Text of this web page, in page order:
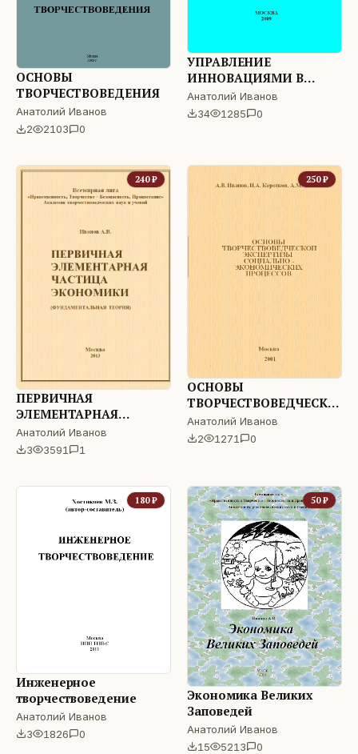
ОСНОВЫ
ТВОРЧЕСТВОВЕДЕНИЯ
Анатолий Иванов
2
2103 0
УПРАВЛЕНИЕ
ИННОВАЦИЯМИ В
МАШИНОСТРОЕНИИ
(дайджест)
Анатолий Иванов
34
1285 0
240₽
ПЕРВИЧНАЯ
ЭЛЕМЕНТАРНАЯ
ЧАСТИЦА ЭКОНОМИКИ
(ФУНДАМЕНТАЛЬНАЯ
Анатолий Иванов
3
3591 1
250₽
ОСНОВЫ
ТВОРЧЕСТВОВЕДЧЕСКОЙ
ЭКСПЕРТИЗЫ
СОЦИАЛЬНО -
Анатолий Иванов
2
1271 0
180₽
Инженерное
творчествоведение
Анатолий Иванов
3
1826 0
50₽
Экономика Великих
Заповедей
Анатолий Иванов
15
5213 0